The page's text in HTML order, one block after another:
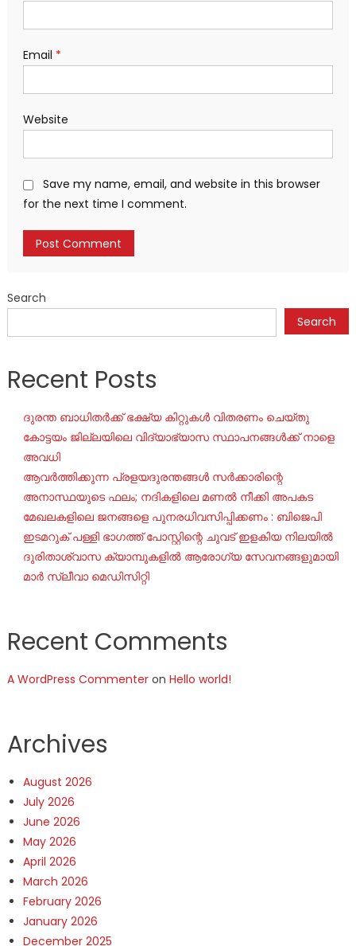
Email *
Website
Save my name, email, and website in this browser
for the next time I comment.
Search
Search
Recent Posts
ദുരന്ത ബാധിതർക്ക് ഭക്ഷ്യ കിറ്റുകൾ വിതരണം ചെയ്തു
കോട്ടയം ജില്ലയിലെ വിദ്യാഭ്യാസ സ്ഥാപനങ്ങൾക്ക് നാളെ
അവധി
ആവർത്തിക്കുന്ന പ്രളയദുരന്തങ്ങൾ സർക്കാരിന്റെ
അനാസ്ഥയുടെ ഫലം; നദികളിലെ മണൽ നീക്കി അപകട
മേഖലകളിലെ ജനങ്ങളെ പുനരധിവസിപ്പിക്കണം : ബിജെപി
ഇടമറുക് പള്ളി ഭാഗത്ത്‌ പോസ്റ്റിന്റെ ചുവട് ഇളകിയ നിലയിൽ
ദുരിതാശ്വാസ ക്യാമ്പുകളിൽ ആരോഗ്യ സേവനങ്ങളുമായി
മാർ സ്ലീവാ മെഡിസിറ്റി
Recent Comments
A WordPress Commenteron Hello world!
Archives
August 2026
July 2026
June 2026
May 2026
April 2026
March 2026
February 2026
January 2026
December 2025